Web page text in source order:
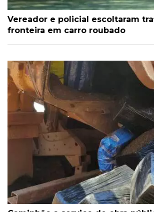
Vereador e policial escoltaram
fronteira em carro roubado